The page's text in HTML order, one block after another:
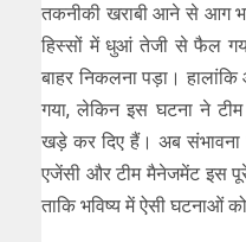
तकनीकी खराबी आने से आग
हिस्सों में धुआं तेजी से फैल
बाहर निकलना पड़ा।
गया, लेकिन इस घटना ने
खड़े कर दिए हैं। अब संभावना
एजेंसी और टीम मैनेजमेंट इस
ताकि भविष्य में ऐसी घटनाओं